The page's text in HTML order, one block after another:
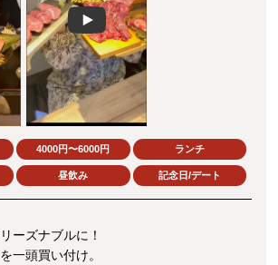
Play
4000円〜6000円 ランチ
昼飲み 記念日/デート
ーズナブルに！
一頭買い付け。